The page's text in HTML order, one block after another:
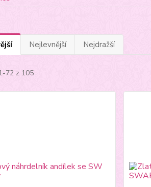
Nejlevnější Nejdražší
72 z 105